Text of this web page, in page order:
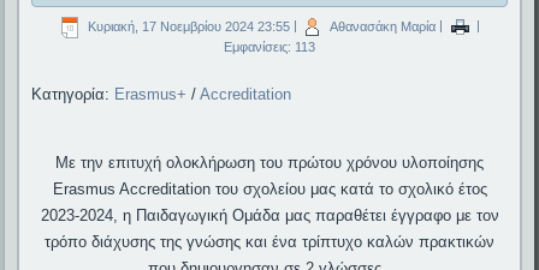
Κυριακή, 17 Νοεμβρίου 2024 23:55| Αθανασάκη Μαρία|
Εμφανίσεις: 113
Κατηγορία: Erasmus+ /Accreditation
Με την επιτυχή ολοκλήρωση του πρώτου χρόνου υλοποίησης
Erasmus Accreditation του σχολείου μας κατά το σχολικό έτος
2023-2024, η Παιδαγωγική Ομάδα μας παραθέτει έγγραφο με τον
τρόπο διάχυσης της γνώσης και ένα τρίπτυχο καλών πρακτικών